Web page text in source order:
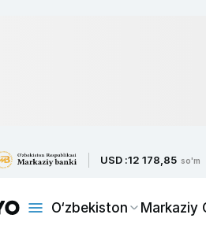
USD :12 178,85 so'm
O‘zbekiston Markaziy